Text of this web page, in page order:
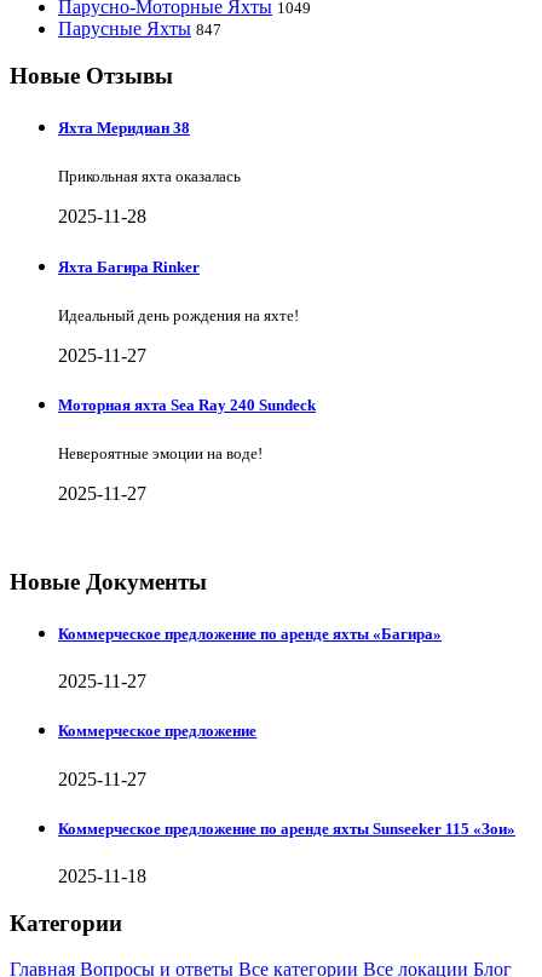
Парусно-Моторные Яхты 1049
Парусные Яхты 847
Новые Отзывы
Яхта Меридиан 38
Прикольная яхта оказалась
2025-11-28
Яхта Багира Rinker
Идеальный день рождения на яхте!
2025-11-27
Моторная яхта Sea Ray 240 Sundeck
Невероятные эмоции на воде!
2025-11-27
Новые Документы
Коммерческое предложение по аренде яхты «Багира»
2025-11-27
Коммерческое предложение
2025-11-27
Коммерческое предложение по аренде яхты Sunseeker 115 «Зои»
2025-11-18
Категории
Главная Вопросы и ответы Все категории Все локации Блог